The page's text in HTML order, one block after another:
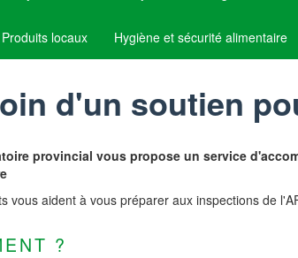
Produits locaux Hygiène et sécurité alimentaire
d'un soutien
provincial vous propose un service
vous aident à vous préparer aux inspections de
?